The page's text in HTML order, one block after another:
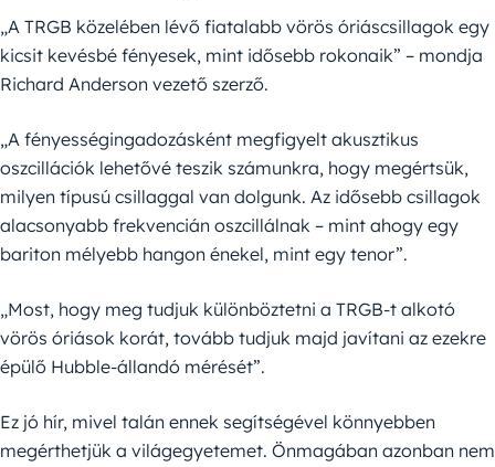
„A TRGB közelében lévő fiatalabb vörös óriáscsillagok egy
kicsit kevésbé fényesek, mint idősebb rokonaik” – mondja
Richard Anderson vezető szerző.
„A fényességingadozásként megfigyelt akusztikus
oszcillációk lehetővé teszik számunkra, hogy megértsük,
milyen típusú csillaggal van dolgunk. Az idősebb csillagok
alacsonyabb frekvencián oszcillálnak – mint ahogy egy
bariton mélyebb hangon énekel, mint egy tenor”.
„Most, hogy meg tudjuk különböztetni a TRGB-t alkotó
vörös óriások korát, tovább tudjuk majd javítani az ezekre
épülő Hubble-állandó mérését”.
Ez jó hír, mivel talán ennek segítségével könnyebben
megérthetjük a világegyetemet. Önmagában azonban nem